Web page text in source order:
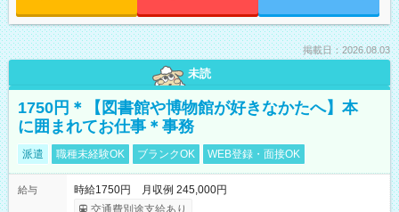
掲載日：2026.08.03
未読
1750円＊【図書館や博物館が好きなかたへ】本
に囲まれてお仕事＊事務
派遣 職種未経験OK ブランクOK WEB登録・面接OK
給与
時給1750円 月収例 245,000円
交通費別途支給あり